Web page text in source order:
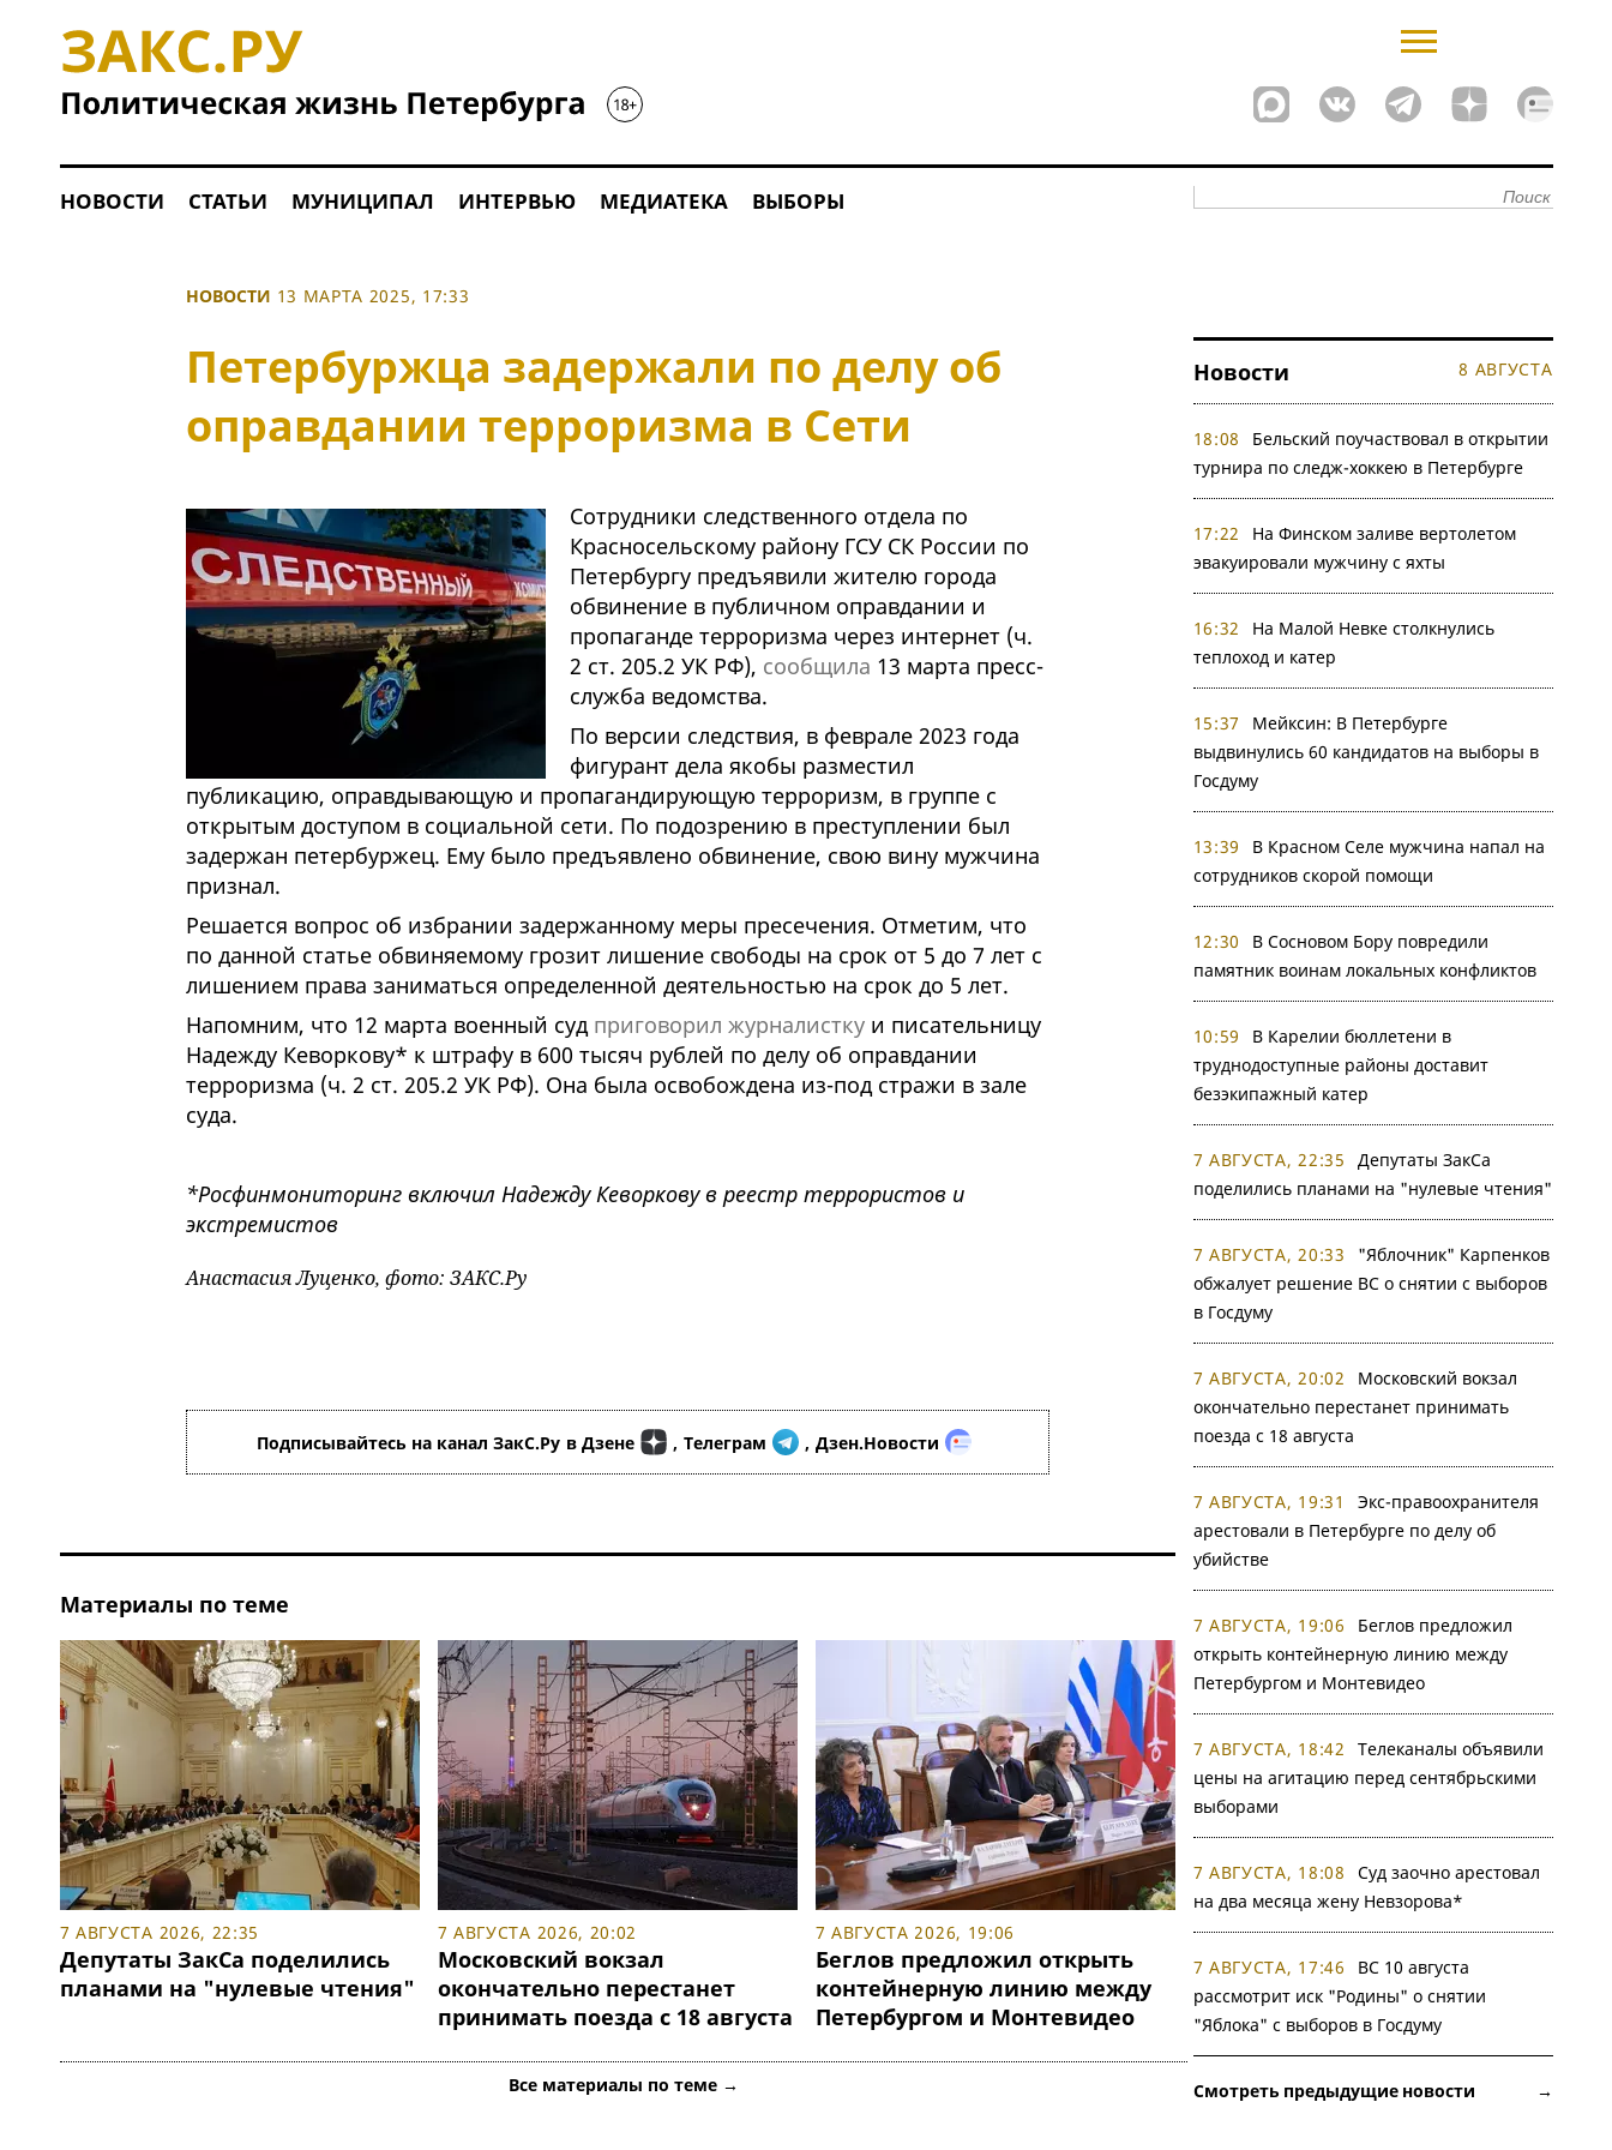
НОВОСТИ СТАТЬИ МУНИЦИПАЛ ИНТЕРВЬЮ МЕДИАТЕКА ВЫБОРЫ
НОВОСТИ 13 МАРТА 2025, 17:33
Петербуржца задержали по делу об
оправдании терроризма в Сети
Сотрудники следственного отдела по
Красносельскому району ГСУ СК России по
Петербургу предъявили жителю города
обвинение в публичном оправдании и
пропаганде терроризма через интернет (ч.
2 ст. 205.2 УК РФ), сообщила 13 марта пресс-
служба ведомства.
По версии следствия, в феврале 2023 года
фигурант дела якобы разместил
публикацию, оправдывающую и пропагандирующую терроризм, в группе с
открытым доступом в социальной сети. По подозрению в преступлении был
задержан петербуржец. Ему было предъявлено обвинение, свою вину мужчина
признал.
Решается вопрос об избрании задержанному меры пресечения. Отметим, что
по данной статье обвиняемому грозит лишение свободы на срок от 5 до 7 лет с
лишением права заниматься определенной деятельностью на срок до 5 лет.
Напомним, что 12 марта военный суд приговорил журналисткуи писательницу
Надежду Кеворкову* к штрафу в 600 тысяч рублей по делу об оправдании
терроризма (ч. 2 ст. 205.2 УК РФ). Она была освобождена из-под стражи в зале
суда.
*Росфинмониторинг включил Надежду Кеворкову в реестр террористов и
экстремистов
Анастасия Луценко, фото: ЗАКС.Ру
Подписывайтесь на канал ЗакС.Ру в Дзене , Телеграм , Дзен.Новости
Материалы по теме
7 АВГУСТА 2026, 22:35
Депутаты ЗакСа поделились
планами на "нулевые чтения"
7 АВГУСТА 2026, 20:02
Московский вокзал
окончательно перестанет
принимать поезда с 18 августа
7 АВГУСТА 2026, 19:06
Беглов предложил открыть
контейнерную линию между
Петербургом и Монтевидео
Все материалы по теме →
Новости 8 АВГУСТА
18:08
Бельский поучаствовал в открытии
турнира по следж-хоккею в Петербурге
17:22
На Финском заливе вертолетом
эвакуировали мужчину с яхты
16:32
На Малой Невке столкнулись
теплоход и катер
15:37
Мейксин: В Петербурге
выдвинулись 60 кандидатов на выборы в
Госдуму
13:39
В Красном Селе мужчина напал на
сотрудников скорой помощи
12:30
В Сосновом Бору повредили
памятник воинам локальных конфликтов
10:59
В Карелии бюллетени в
труднодоступные районы доставит
безэкипажный катер
7 АВГУСТА, 22:35
Депутаты ЗакСа
поделились планами на "нулевые чтения"
7 АВГУСТА, 20:33
"Яблочник" Карпенков
обжалует решение ВС о снятии с выборов
в Госдуму
7 АВГУСТА, 20:02
Московский вокзал
окончательно перестанет принимать
поезда с 18 августа
7 АВГУСТА, 19:31
Экс-правоохранителя
арестовали в Петербурге по делу об
убийстве
7 АВГУСТА, 19:06
Беглов предложил
открыть контейнерную линию между
Петербургом и Монтевидео
7 АВГУСТА, 18:42
Телеканалы объявили
цены на агитацию перед сентябрьскими
выборами
7 АВГУСТА, 18:08
Суд заочно арестовал
на два месяца жену Невзорова*
7 АВГУСТА, 17:46
ВС 10 августа
рассмотрит иск "Родины" о снятии
"Яблока" с выборов в Госдуму
Смотреть предыдущие новости →